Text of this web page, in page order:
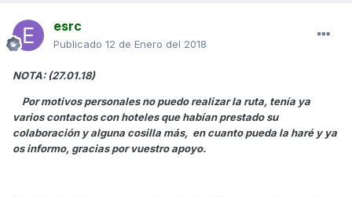
esrc
Publicado 12 de Enero del 2018
NOTA: (27.01.18)
Por motivos personales no puedo realizar la ruta, tenía ya
varios contactos con hoteles que habían prestado su
colaboración y alguna cosilla más, en cuanto pueda la haré y ya
os informo, gracias por vuestro apoyo.